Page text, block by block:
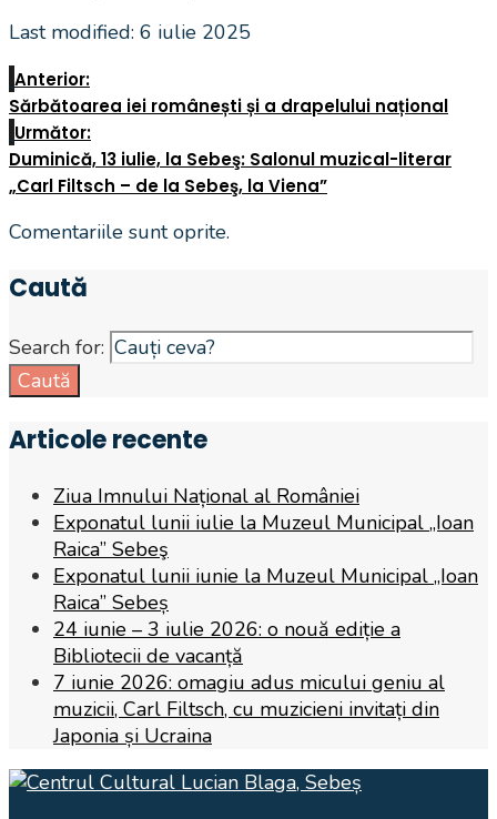
Last modified: 6 iulie 2025
Anterior:
Sărbătoarea iei românești și a drapelului național
Următor:
Duminică, 13 iulie, la Sebeş: Salonul muzical-literar
„Carl Filtsch – de la Sebeş, la Viena”
Comentariile sunt oprite.
Caută
Search for:
Caută
Articole recente
Ziua Imnului Național al României
Exponatul lunii iulie la Muzeul Municipal „Ioan
Raica” Sebeş
Exponatul lunii iunie la Muzeul Municipal „Ioan
Raica” Sebeș
24 iunie – 3 iulie 2026: o nouă ediție a
Bibliotecii de vacanță
7 iunie 2026: omagiu adus micului geniu al
muzicii, Carl Filtsch, cu muzicieni invitați din
Japonia și Ucraina